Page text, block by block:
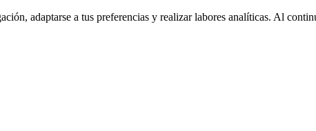
adaptarse a tus preferencias y realizar labores analíticas. Al